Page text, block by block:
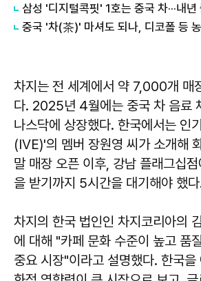
삼성 '디지털콕핏' 1호는 중국 차···내년
중국 '차(茶)' 마셔도 되나, 디코폴 등
차지는 전 세계에서 약 7,000개 매
다. 2025년 4월에는 중국 차 음료
나스닥에 상장했다. 한국에서는 인
(IVE)'의 멤버 장원영 씨가 소개해
말 매장 오픈 이후, 강남 플래그십
을 받기까지 5시간을 대기해야 했
차지의 한국 법인인 차지코리아의
에 대해 "카페 문화 수준이 높고 품
중요 시장"이라고 설명했다. 한국